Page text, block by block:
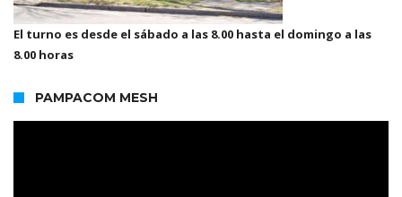
El turno es desde el sábado a las 8.00 hasta el domingo a las
8.00 horas
PAMPACOM MESH